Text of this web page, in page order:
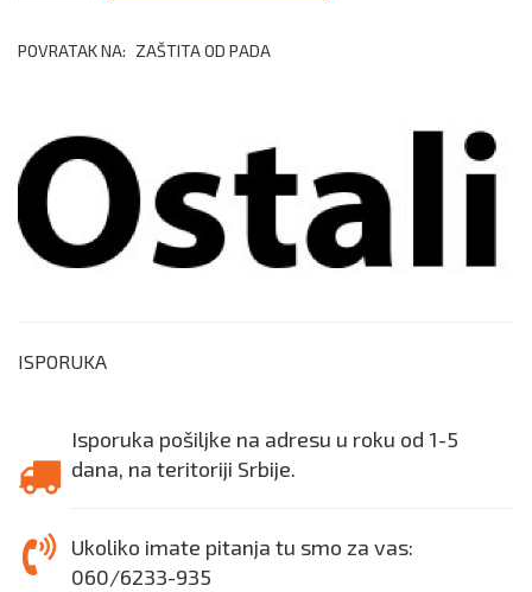
POVRATAK NA: ZAŠTITA OD PADA
ISPORUKA
Isporuka pošiljke na adresu u roku od 1-5
dana, na teritoriji Srbije.
Ukoliko imate pitanja tu smo za vas:
060/6233-935